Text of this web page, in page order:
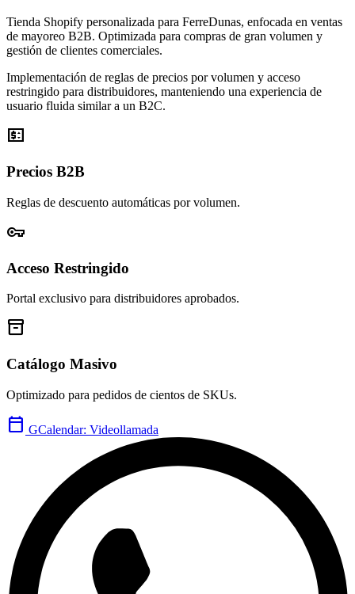
Tienda Shopify personalizada para FerreDunas, enfocada en ventas
de mayoreo B2B. Optimizada para compras de gran volumen y
gestión de clientes comerciales.
Implementación de reglas de precios por volumen y acceso
restringido para distribuidores, manteniendo una experiencia de
usuario fluida similar a un B2C.
price_change
Precios B2B
Reglas de descuento automáticas por volumen.
vpn_key
Acceso Restringido
Portal exclusivo para distribuidores aprobados.
inventory_2
Catálogo Masivo
Optimizado para pedidos de cientos de SKUs.
calendar_today GCalendar: Videollamada